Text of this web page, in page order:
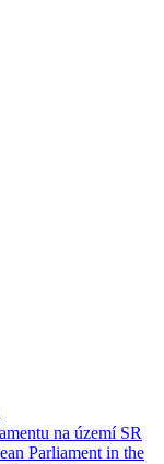
na území SR
Parliament in the